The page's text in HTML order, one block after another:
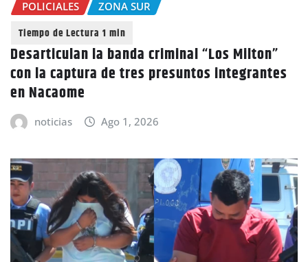
POLICIALES ZONA SUR
Desarticulan la banda criminal “Los Milton”
con la captura de tres presuntos integrantes
en Nacaome
noticias Ago 1, 2026